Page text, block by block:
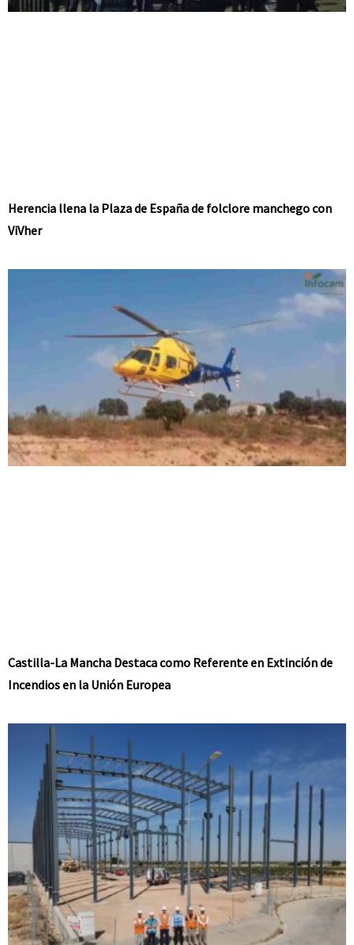
Herencia llena la Plaza de España de folclore manchego con
ViVher
Castilla-La Mancha Destaca como Referente en Extinción de
Incendios en la Unión Europea